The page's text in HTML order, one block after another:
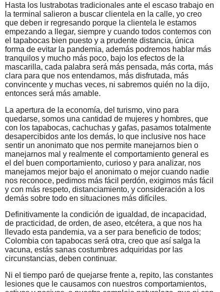
Hasta los lustrabotas tradicionales ante el escaso trabajo en
la terminal salieron a buscar clientela en la calle, yo creo
que deben ir regresando porque la clientela le estamos
empezando a llegar, siempre y cuando todos contemos con
el tapabocas bien puesto y a prudente distancia, única
forma de evitar la pandemia, además podremos hablar más
tranquilos y mucho más poco, bajo los efectos de la
mascarilla, cada palabra será más pensada, más corta, más
clara para que nos entendamos, más disfrutada, más
convincente y muchas veces, ni sabremos quién no la dijo,
entonces será más amable.
La apertura de la economía, del turismo, vino para
quedarse, somos una cantidad de mujeres y hombres, que
con los tapabocas, cachuchas y gafas, pasamos totalmente
desapercibidos ante los demás, lo que inclusive nos hace
sentir un anonimato que nos permite manejarnos bien o
manejarnos mal y realmente el comportamiento general es
el del buen comportamiento, curioso y para analizar, nos
manejamos mejor bajo el anonimato o mejor cuando nadie
nos reconoce, pedimos más fácil perdón, exigimos más fácil
y con más respeto, distanciamiento, y consideración a los
demás sobre todo en situaciones más difíciles.
Definitivamente la condición de igualdad, de incapacidad,
de practicidad, de orden, de aseo, etcétera, a que nos ha
llevado esta pandemia, va a ser para beneficio de todos;
Colombia con tapabocas será otra, creo que así salga la
vacuna, estás sanas costumbres adquiridas por las
circunstancias, deben continuar.
Ni el tiempo paró de quejarse frente a, repito, las constantes
lesiones que le causamos con nuestros comportamientos,